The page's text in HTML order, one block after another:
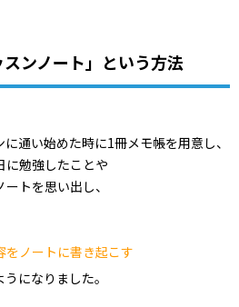
ンノート」という方法
通い始めた時に1冊メモ帳を用意し、
に勉強したことや
トを思い出し、
ノートに書き起こす
になりました。